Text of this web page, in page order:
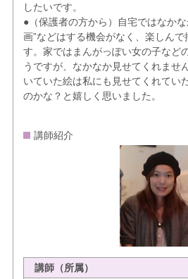
したいです。
●（保護者の方から）自宅ではなか
画”などはする機会がなく、楽しんで
す。家ではまんがっぽい女の子など
うですが、なかなか見せてくれませ
いていた絵は私にも見せてくれてい
のかな？と嬉しく思いました。
講師紹介
講師（所属）